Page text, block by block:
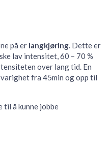
på er langkjøring. Dette er
lav intensitet, 60 – 70 %
over lang tid. En
fra 45min og opp til
til å kunne jobbe